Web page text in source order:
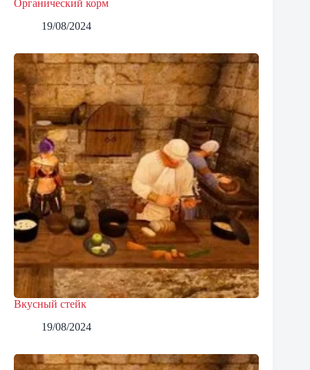
Органический корм
19/08/2024
Вкусный стейк
19/08/2024